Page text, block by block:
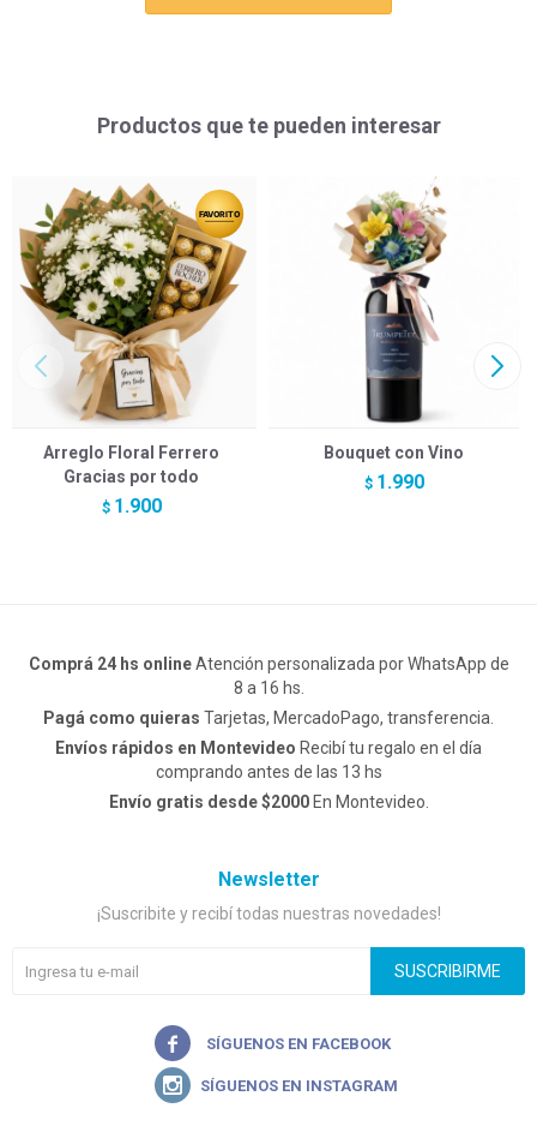
Productos que te pueden interesar
Arreglo Floral Ferrero
Gracias por todo
$ 1.900
Bouquet con Vino
$ 1.990
Comprá 24 hs onlineAtención personalizada por WhatsApp de
8 a 16 hs.
Pagá como quieras Tarjetas, MercadoPago, transferencia.
Envíos rápidos en Montevideo Recibí tu regalo en el día
comprando antes de las 13 hs
Envío gratis desde $2000En Montevideo.
Newsletter
¡Suscribite y recibí todas nuestras novedades!
SUSCRIBIRME

